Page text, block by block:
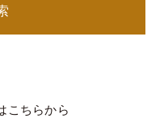
こちらから